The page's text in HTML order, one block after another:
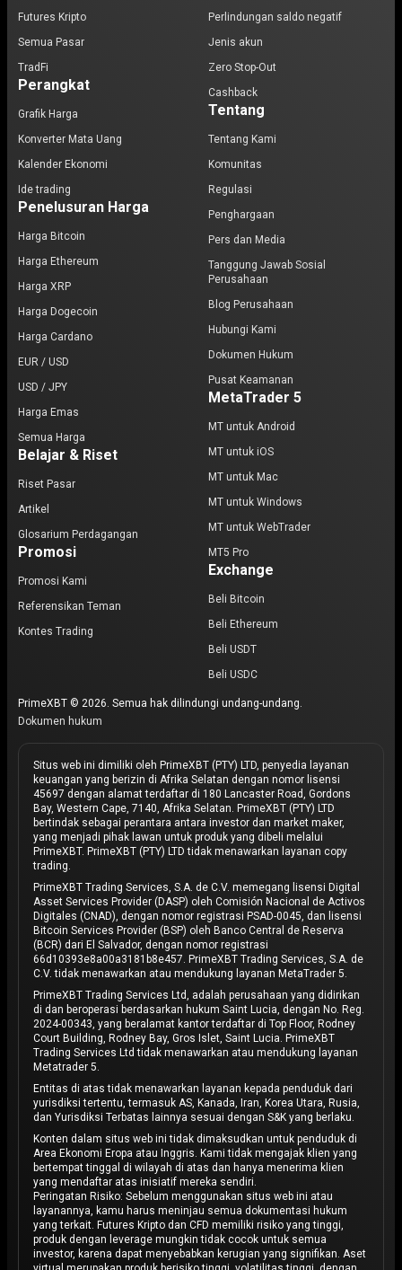
Futures Kripto
Semua Pasar
TradFi
Perangkat
Grafik Harga
Konverter Mata Uang
Kalender Ekonomi
Ide trading
Penelusuran Harga
Harga Bitcoin
Harga Ethereum
Harga XRP
Harga Dogecoin
Harga Cardano
EUR / USD
USD / JPY
Harga Emas
Semua Harga
Belajar & Riset
Riset Pasar
Artikel
Glosarium Perdagangan
Promosi
Promosi Kami
Referensikan Teman
Kontes Trading
Perlindungan saldo negatif
Jenis akun
Zero Stop-Out
Cashback
Tentang
Tentang Kami
Komunitas
Regulasi
Penghargaan
Pers dan Media
Tanggung Jawab Sosial
Perusahaan
Blog Perusahaan
Hubungi Kami
Dokumen Hukum
Pusat Keamanan
MetaTrader 5
MT untuk Android
MT untuk iOS
MT untuk Mac
MT untuk Windows
MT untuk WebTrader
MT5 Pro
Exchange
Beli Bitcoin
Beli Ethereum
Beli USDT
Beli USDC
PrimeXBT © 2026. Semua hak dilindungi undang-undang.
Dokumen hukum
Situs web ini dimiliki oleh PrimeXBT (PTY) LTD, penyedia layanan
keuangan yang berizin di Afrika Selatan dengan nomor lisensi
45697 dengan alamat terdaftar di 180 Lancaster Road, Gordons
Bay, Western Cape, 7140, Afrika Selatan. PrimeXBT (PTY) LTD
bertindak sebagai perantara antara investor dan market maker,
yang menjadi pihak lawan untuk produk yang dibeli melalui
PrimeXBT. PrimeXBT (PTY) LTD tidak menawarkan layanan copy
trading.
PrimeXBT Trading Services, S.A. de C.V. memegang lisensi Digital
Asset Services Provider (DASP) oleh Comisión Nacional de Activos
Digitales (CNAD), dengan nomor registrasi PSAD-0045, dan lisensi
Bitcoin Services Provider (BSP) oleh Banco Central de Reserva
(BCR) dari El Salvador, dengan nomor registrasi
66d10393e8a00a3181b8e457. PrimeXBT Trading Services, S.A. de
C.V. tidak menawarkan atau mendukung layanan MetaTrader 5.
PrimeXBT Trading Services Ltd, adalah perusahaan yang didirikan
di dan beroperasi berdasarkan hukum Saint Lucia, dengan No. Reg.
2024-00343, yang beralamat kantor terdaftar di Top Floor, Rodney
Court Building, Rodney Bay, Gros Islet, Saint Lucia. PrimeXBT
Trading Services Ltd tidak menawarkan atau mendukung layanan
Metatrader 5.
Entitas di atas tidak menawarkan layanan kepada penduduk dari
yurisdiksi tertentu, termasuk AS, Kanada, Iran, Korea Utara, Rusia,
dan Yurisdiksi Terbatas lainnya sesuai dengan S&K yang berlaku.
Konten dalam situs web ini tidak dimaksudkan untuk penduduk di
Area Ekonomi Eropa atau Inggris. Kami tidak mengajak klien yang
bertempat tinggal di wilayah di atas dan hanya menerima klien
yang mendaftar atas inisiatif mereka sendiri.
Peringatan Risiko: Sebelum menggunakan situs web ini atau
layanannya, kamu harus meninjau semua dokumentasi hukum
yang terkait. Futures Kripto dan CFD memiliki risiko yang tinggi,
produk dengan leverage mungkin tidak cocok untuk semua
investor, karena dapat menyebabkan kerugian yang signifikan. Aset